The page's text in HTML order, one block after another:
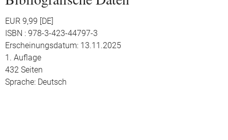
EUR 9,99 [DE]
ISBN : 978-3-423-44797-3
Erscheinungsdatum: 13.11.2025
1. Auflage
432 Seiten
Sprache: Deutsch